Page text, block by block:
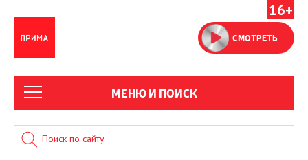
16+
СМОТРЕТЬ
МЕНЮ И ПОИСК